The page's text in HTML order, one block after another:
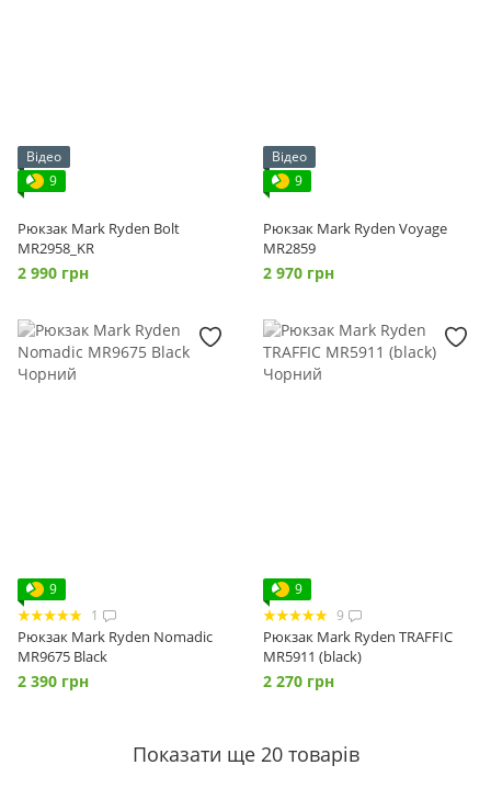
Відео
9
Рюкзак Mark Ryden Bolt
MR2958_KR
2 990 грн
Відео
9
Рюкзак Mark Ryden Voyage
MR2859
2 970 грн
9
1
Рюкзак Mark Ryden Nomadic
MR9675 Black
2 390 грн
9
9
Рюкзак Mark Ryden TRAFFIC
MR5911 (black)
2 270 грн
Показати ще 20 товарів